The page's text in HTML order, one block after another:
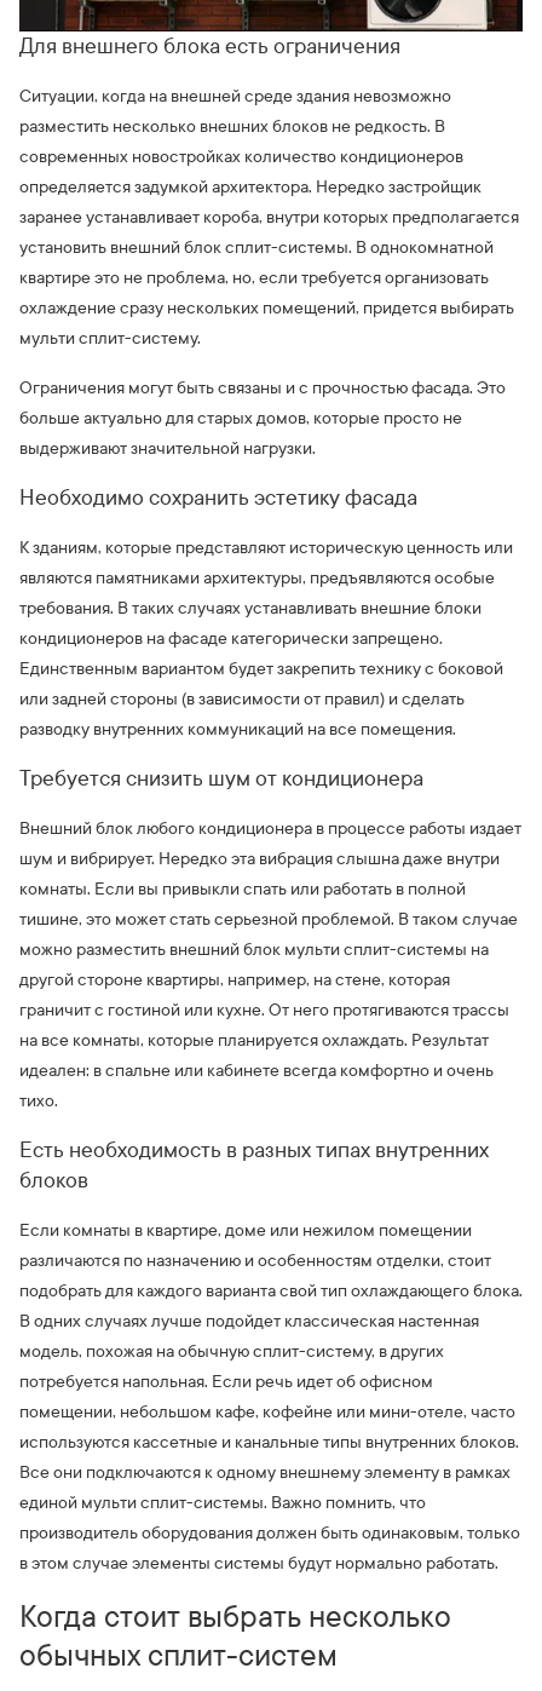
Для внешнего блока есть ограничения
Ситуации, когда на внешней среде здания невозможно
разместить несколько внешних блоков не редкость. В
современных новостройках количество кондиционеров
определяется задумкой архитектора. Нередко застройщик
заранее устанавливает короба, внутри которых предполагается
установить внешний блок сплит-системы. В однокомнатной
квартире это не проблема, но, если требуется организовать
охлаждение сразу нескольких помещений, придется выбирать
мульти сплит-систему.
Ограничения могут быть связаны и с прочностью фасада. Это
больше актуально для старых домов, которые просто не
выдерживают значительной нагрузки.
Необходимо сохранить эстетику фасада
К зданиям, которые представляют историческую ценность или
являются памятниками архитектуры, предъявляются особые
требования. В таких случаях устанавливать внешние блоки
кондиционеров на фасаде категорически запрещено.
Единственным вариантом будет закрепить технику с боковой
или задней стороны (в зависимости от правил) и сделать
разводку внутренних коммуникаций на все помещения.
Требуется снизить шум от кондиционера
Внешний блок любого кондиционера в процессе работы издает
шум и вибрирует. Нередко эта вибрация слышна даже внутри
комнаты. Если вы привыкли спать или работать в полной
тишине, это может стать серьезной проблемой. В таком случае
можно разместить внешний блок мульти сплит-системы на
другой стороне квартиры, например, на стене, которая
граничит с гостиной или кухне. От него протягиваются трассы
на все комнаты, которые планируется охлаждать. Результат
идеален: в спальне или кабинете всегда комфортно и очень
тихо.
Есть необходимость в разных типах внутренних
блоков
Если комнаты в квартире, доме или нежилом помещении
различаются по назначению и особенностям отделки, стоит
подобрать для каждого варианта свой тип охлаждающего блока.
В одних случаях лучше подойдет классическая настенная
модель, похожая на обычную сплит-систему, в других
потребуется напольная. Если речь идет об офисном
помещении, небольшом кафе, кофейне или мини-отеле, часто
используются кассетные и канальные типы внутренних блоков.
Все они подключаются к одному внешнему элементу в рамках
единой мульти сплит-системы. Важно помнить, что
производитель оборудования должен быть одинаковым, только
в этом случае элементы системы будут нормально работать.
Когда стоит выбрать несколько
обычных сплит-систем